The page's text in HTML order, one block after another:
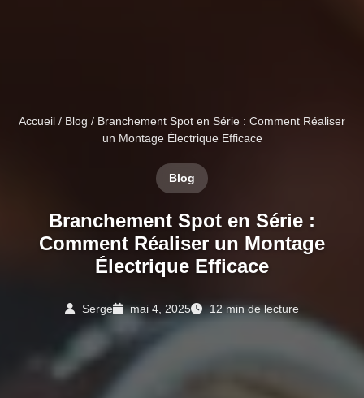
Accueil / Blog / Branchement Spot en Série : Comment Réaliser
un Montage Électrique Efficace
Blog
Branchement Spot en Série :
Comment Réaliser un Montage
Électrique Efficace
Serge mai 4, 2025 12 min de lecture